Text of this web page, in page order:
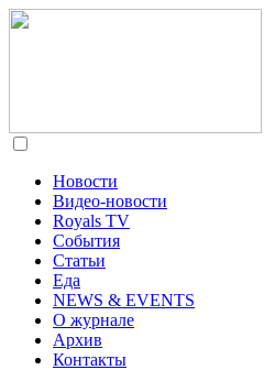
Новости
Видео-новости
Royals TV
События
Статьи
Еда
NEWS & EVENTS
О журнале
Архив
Контакты